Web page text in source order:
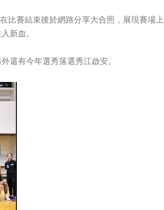
比賽結束後於網路分享大合照，展現賽場上
新血。
還有今年選秀落選秀江啟安。